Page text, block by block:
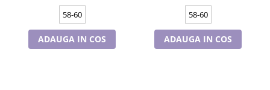
58-60
ADAUGA IN COS
58-60
ADAUGA IN COS